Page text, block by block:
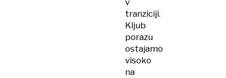
v
tranziciji.
Kljub
porazu
ostajamo
visoko
na